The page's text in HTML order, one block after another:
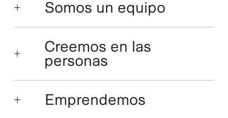
Somos un equipo
Creemos en las
personas
Emprendemos